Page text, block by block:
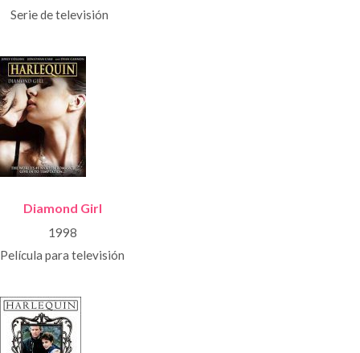
Serie de televisión
Diamond Girl
1998
Película para televisión